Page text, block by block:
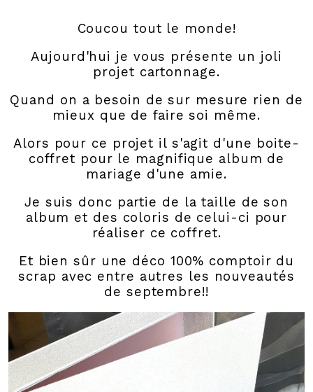
Coucou tout le monde!
Aujourd'hui je vous présente un joli
projet cartonnage.
Quand on a besoin de sur mesure rien de
mieux que de faire soi même.
Alors pour ce projet il s'agit d'une boite-
coffret pour le magnifique album de
mariage d'une amie.
Je suis donc partie de la taille de son
album et des coloris de celui-ci pour
réaliser ce coffret.
Et bien sûr une déco 100% comptoir du
scrap avec entre autres les nouveautés
de septembre!!